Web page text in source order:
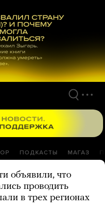
ПОДКАСТЫ МАГАЗ
объявили, что
проводить
в трех регионах